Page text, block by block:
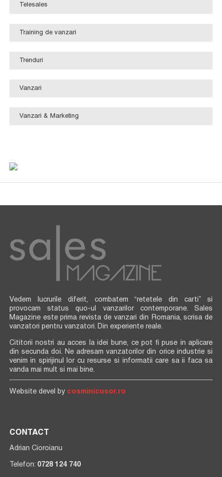
Telesales
Training de vanzari
Trenduri
Vanzari
Vanzari & Marketing
Vedem lucrurile diferit, combatem “retetele din carti” si
provocam status quo-ul vanzarilor contemporane. Sales
Magazine este prima revista de vanzari din Romania, scrisa de
vanzatori pentru vanzatori. Din experiente reale.
Cititorii nostri au acces la idei bune, ce pot fi puse in aplicare
din secunda doi. Ne adresam vanzatorilor din orice industrie si
venim in spirijinul lor cu resurse si informatii care sa ii faca sa
vanda mai mult si mai bine.
Website devel by cosminicusor.ro
CONTACT
Adrian Cioroianu
Telefon: 0728 124 740